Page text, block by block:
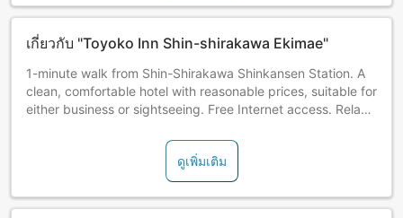
เกี่ยวกับ "Toyoko Inn Shin-shirakawa Ekimae"
1-minute walk from Shin-Shirakawa Shinkansen Station. A
clean, comfortable hotel with reasonable prices, suitable for
either business or sightseeing. Free Internet access. Relax
breakfast included. Check-in is available after 4 p.m.
ดูเพิ่มเติม